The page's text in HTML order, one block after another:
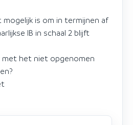
is om in termijnen af
IB in schaal 2 blijft
met het niet opgenomen